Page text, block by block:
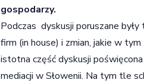
gospodarzy.
Podczas dyskusji poruszane
firm (in house) i zmian, jakie w
istotna część dyskusji
mediacji w Słowenii. Na tym tle